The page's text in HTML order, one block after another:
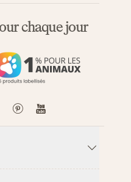
chaque jour